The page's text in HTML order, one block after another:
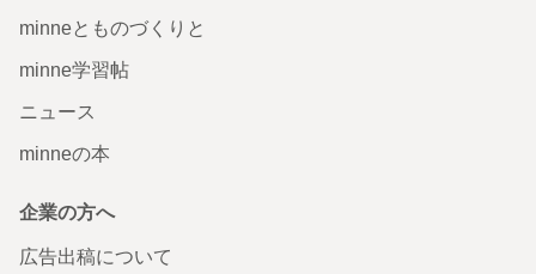
minneとものづくりと
minne学習帖
ニュース
minneの本
企業の方へ
広告出稿について